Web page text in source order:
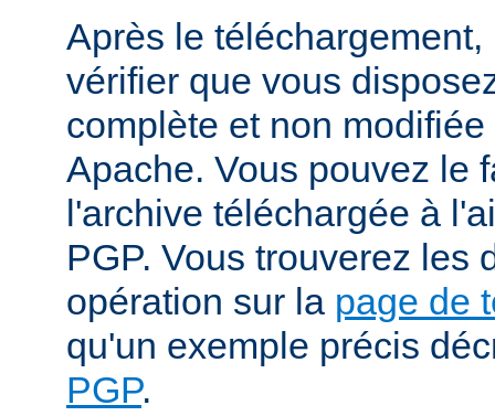
Après le
vérifier que vous
complète et non
Apache. Vous pouvez le
l'archive téléchargée à
PGP. Vous trouverez les
opération sur la page de
qu'un exemple précis
PGP.